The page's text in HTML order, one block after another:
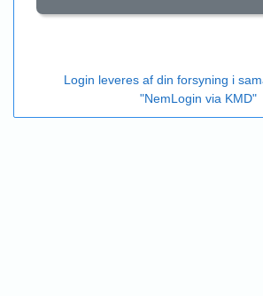
Login leveres af din forsyning i
"NemLogin via KMD"